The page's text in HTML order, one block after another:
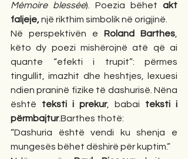
Mémoire blessée). Poezia bëhet akt
faljeje, një rikthim simbolik në origjinë.
Në perspektivën e Roland Barthes
këto dy poezi mishërojnë atë që ai
quante “efekti i trupit”: përmes
tingullit, imazhit dhe heshtjes, lexuesi
ndien praninë fizike të dashurisë. Nëna
është teksti i prekur, babai teksti i
përmbajtur.Barthes thotë:
“Dashuria është vendi ku shenja e
mungesës bëhet dëshirë për kuptim.”